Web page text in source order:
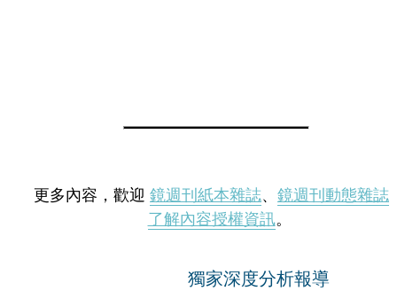
更多內容，歡迎 鏡週刊紙本雜誌、 鏡週刊動態雜誌
了解內容授權資訊。
獨家深度分析報導